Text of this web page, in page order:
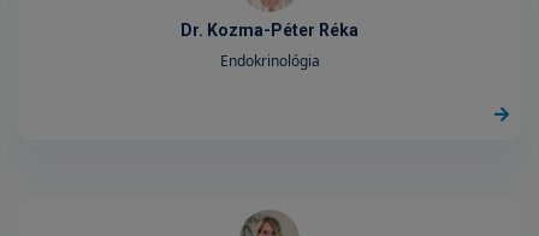
Dr. Kozma-Péter Réka
Endokrinológia